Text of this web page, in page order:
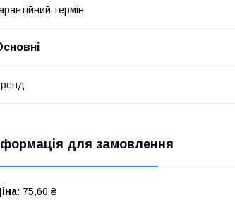
термін
для замовлення
75,60 ₴